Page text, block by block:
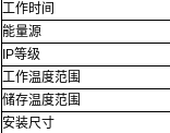
工作时间
能量源
IP等级
工作温度范围
储存温度范围
安装尺寸